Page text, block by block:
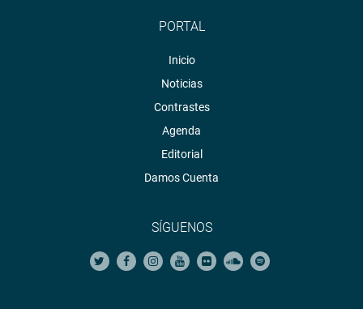
PORTAL
Inicio
Noticias
Contrastes
Agenda
Editorial
Damos Cuenta
SÍGUENOS